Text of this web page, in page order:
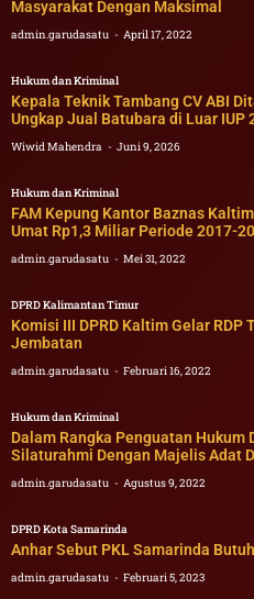
Masyarakat Dengan Maksimal
admin.garudasatu April 17, 2022
Hukum dan Kriminal
Kepala Teknik Tambang CV ABI
Ungkap Jual Batubara di Luar IUP
Wiwid Mahendra Juni 9, 2026
Hukum dan Kriminal
FAM Kepung Kantor Baznas
Umat Rp1,3 Miliar Periode 2017-
admin.garudasatu Mei 31, 2022
DPRD Kalimantan Timur
Komisi III DPRD Kaltim Gelar
Jembatan
admin.garudasatu Februari 16, 2022
Hukum dan Kriminal
Dalam Rangka Penguatan Hukum
Silaturahmi Dengan Majelis Adat
admin.garudasatu Agustus 9, 2022
DPRD Kota Samarinda
Anhar Sebut PKL Samarinda
admin.garudasatu Februari 5, 2023